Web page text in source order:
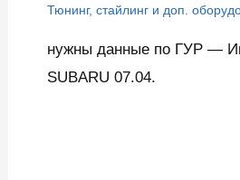
Тюнинг, стайлинг и доп.
нужны данные по ГУР —
SUBARU 07.04.